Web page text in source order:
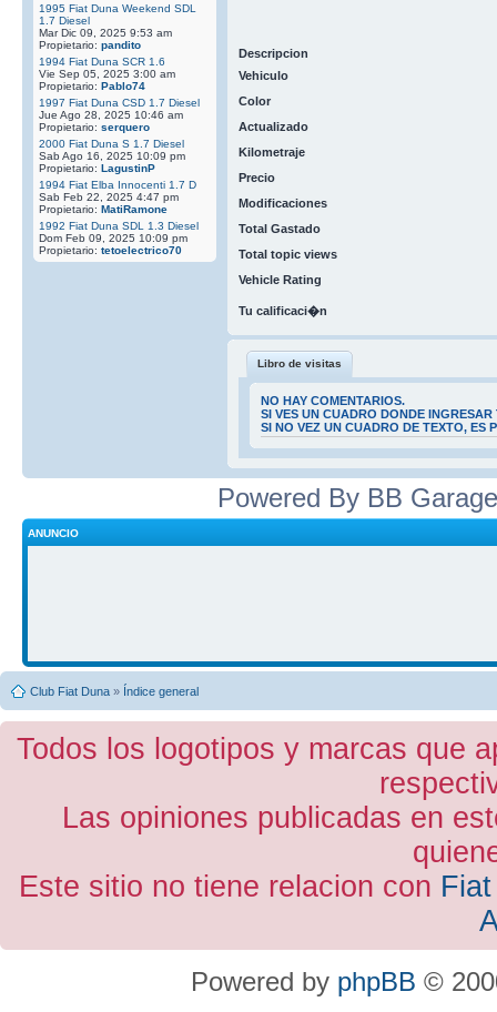
1995 Fiat Duna Weekend SDL
1.7 Diesel
Mar Dic 09, 2025 9:53 am
Propietario: pandito
1994 Fiat Duna SCR 1.6
Vie Sep 05, 2025 3:00 am
Propietario: Pablo74
1997 Fiat Duna CSD 1.7 Diesel
Jue Ago 28, 2025 10:46 am
Propietario: serquero
2000 Fiat Duna S 1.7 Diesel
Sab Ago 16, 2025 10:09 pm
Propietario: LagustinP
1994 Fiat Elba Innocenti 1.7 D
Sab Feb 22, 2025 4:47 pm
Propietario: MatiRamone
1992 Fiat Duna SDL 1.3 Diesel
Dom Feb 09, 2025 10:09 pm
Propietario: tetoelectrico70
Descripcion
Vehiculo
Color
Actualizado
Kilometraje
Precio
Modificaciones
Total Gastado
Total topic views
Vehicle Rating
Tu calificaci�n
Libro de visitas
NO HAY COMENTARIOS.
SI VES UN CUADRO DONDE
SI NO VEZ UN CUADRO DE TEXTO, ES
Powered By BB
ANUNCIO
Club Fiat Duna » Índice general
Todos los logotipos y marcas que
Las opiniones publicadas en
Este sitio no tiene relacion con
Powered by phpBB ©